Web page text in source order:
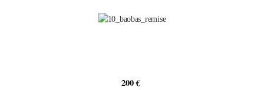
200 €